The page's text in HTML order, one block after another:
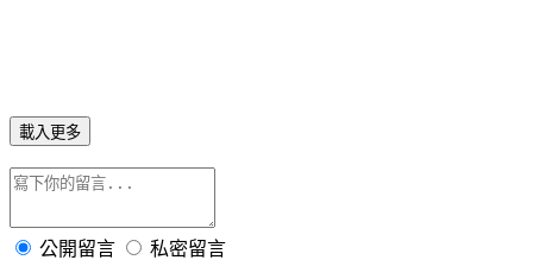
載入更多
公開留言 私密留言